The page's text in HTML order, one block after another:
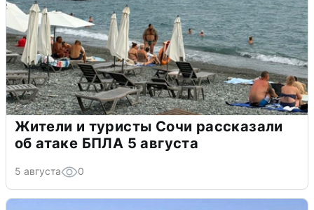
Жители и туристы Сочи рассказали
об атаке БПЛА 5 августа
5 августа 0